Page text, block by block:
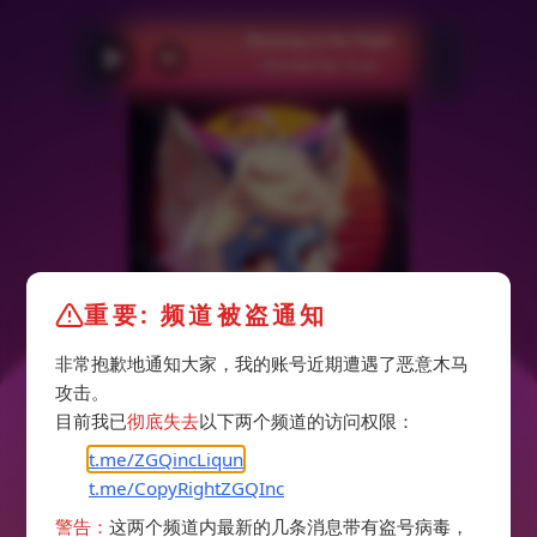
重要: 频道被盗通知
非常抱歉地通知大家，我的账号近期遭遇了恶意木马
攻击。
目前我已彻底失去以下两个频道的访问权限：
t.me/ZGQincLiqun
t.me/CopyRightZGQInc
警告：这两个频道内最新的几条消息带有盗号病毒，